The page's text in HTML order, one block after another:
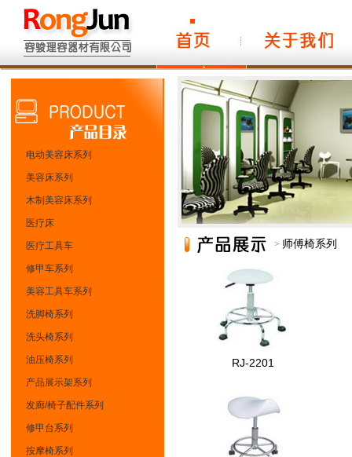
电动美容床系列
美容床系列
木制美容床系列
医疗床
医疗工具车
修甲车系列
美容工具车系列
洗脚椅系列
洗头椅系列
油压椅系列
产品展示架系列
发廊/椅子配件系列
修甲台系列
按摩椅系列
> 师傅椅系列
RJ-2201